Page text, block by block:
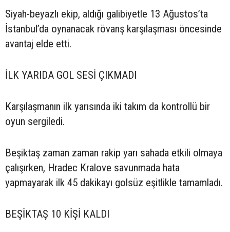
Siyah-beyazlı ekip, aldığı galibiyetle 13 Ağustos’ta
İstanbul’da oynanacak rövanş karşılaşması öncesinde
avantaj elde etti.
İLK YARIDA GOL SESİ ÇIKMADI
Karşılaşmanın ilk yarısında iki takım da kontrollü bir
oyun sergiledi.
Beşiktaş zaman zaman rakip yarı sahada etkili olmaya
çalışırken, Hradec Kralove savunmada hata
yapmayarak ilk 45 dakikayı golsüz eşitlikle tamamladı.
BEŞİKTAŞ 10 KİŞİ KALDI